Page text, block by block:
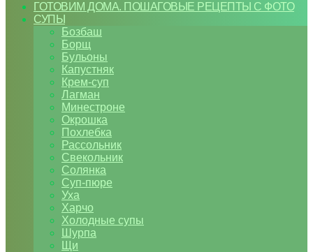
ГОТОВИМ ДОМА. ПОШАГОВЫЕ РЕЦЕПТЫ С ФОТО
СУПЫ
Бозбаш
Борщ
Бульоны
Капустняк
Крем-суп
Лагман
Минестроне
Окрошка
Похлебка
Рассольник
Свекольник
Солянка
Суп-пюре
Уха
Харчо
Холодные супы
Шурпа
Щи